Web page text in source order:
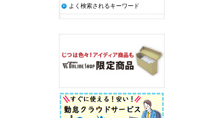
よく検索されるキーワード